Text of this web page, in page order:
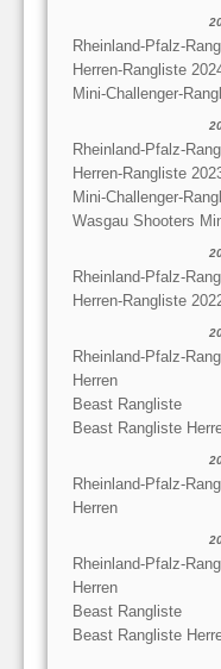
Rheinland-Pfalz-
Herren-Rangliste
Mini-Challenger-
Rheinland-Pfalz-
Herren-Rangliste
Mini-Challenger-
Wasgau Shooters
Rheinland-Pfalz-
Herren-Rangliste
Rheinland-Pfalz-
Herren
Beast Rangliste
Beast Rangliste
Rheinland-Pfalz-
Herren
Rheinland-Pfalz-
Herren
Beast Rangliste
Beast Rangliste